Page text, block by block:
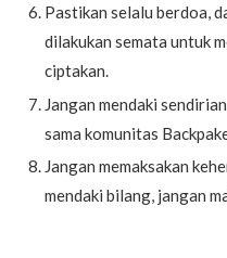
Pastikan selalu berdoa,
dilakukan semata untuk
ciptakan.
Jangan mendaki
sama komunitas
Jangan memaksakan
mendaki bilang, jangan